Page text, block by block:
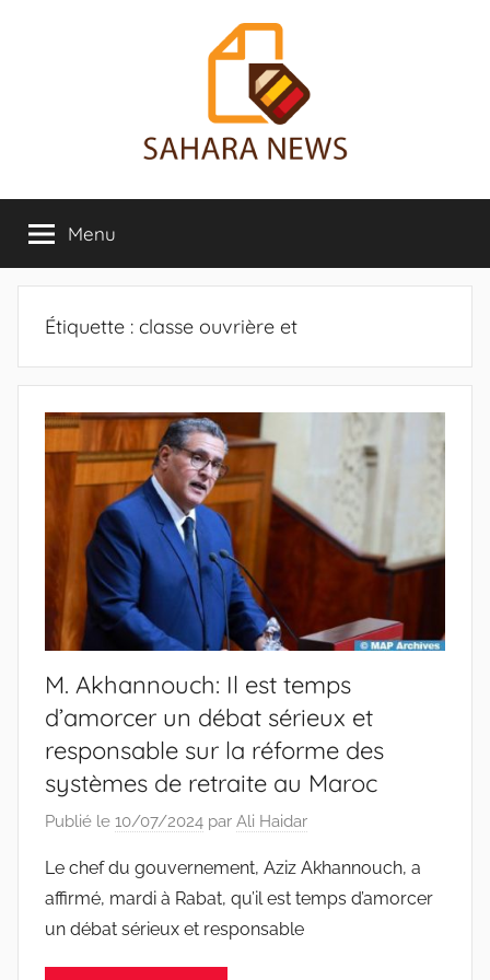
Sahara
News
sur
le
Sahara
révélée
Menu
Étiquette : classe ouvrière et
M. Akhannouch: Il est temps
d’amorcer un débat sérieux et
responsable sur la réforme des
systèmes de retraite au Maroc
Publié le 10/07/2024 par Ali Haidar
Le chef du gouvernement, Aziz Akhannouch, a
affirmé, mardi à Rabat, qu’il est temps d’amorcer
un débat sérieux et responsable